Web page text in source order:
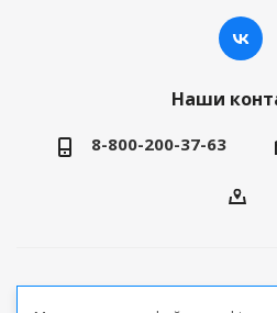
Наши
8-800-200-37-63